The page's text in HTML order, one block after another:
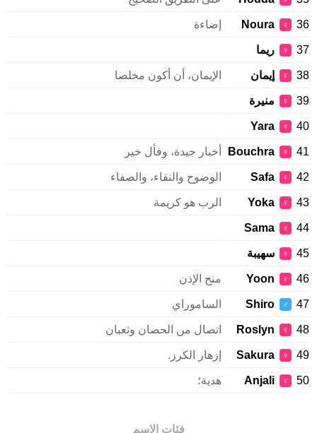
36
♀
Noura إضاءة
37
♀ ريما
38
♀ إيمان الإيمان، أن أكون مخلصا
39
♀ منيرة
40
♀
Yara
41
♀
Bouchra أخبار جيدة، وفأل خير
42
♀
Safa الوضوح والنقاء، والصفاء
43
♀
Yoka الرب هو كريمة
44
♀
Sama
45
♀ سهيبة
46
♀
Yoon منح الإذن
47
♂
Shiro الساموراي
48
♀
Roslyn اتصال من الحصان وثعبان
49
♀
Sakura إزهار الكرز.
50
♀
Anjali هدية؛
فئات الاسم